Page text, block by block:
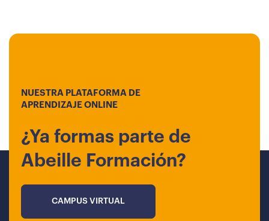
NUESTRA PLATAFORMA DE
APRENDIZAJE ONLINE
¿Ya formas parte de
Abeille Formación?
CAMPUS VIRTUAL